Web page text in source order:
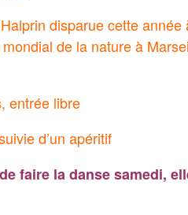
disparue cette année
de la nature à
entrée libre
d’un apéritif
faire la danse samedi,